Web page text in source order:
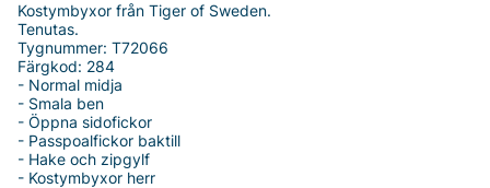
Kostymbyxor från Tiger of Sweden.
Tenutas.
Tygnummer: T72066
Färgkod: 284
- Normal midja
- Smala ben
- Öppna sidofickor
- Passpoalfickor baktill
- Hake och zipgylf
- Kostymbyxor herr